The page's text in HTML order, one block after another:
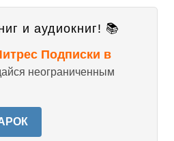
и аудиокниг! 📚
Подписки в
неограниченным